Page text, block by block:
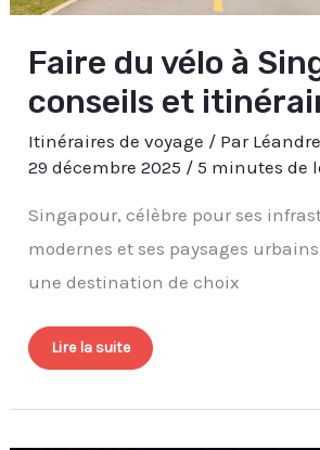
Faire du vélo à
conseils et
Itinéraires de voyage / Par
29 décembre 2025 /5 minutes de
Singapour, célèbre pour ses
modernes et ses paysages
une destination de choix
Lire la suite